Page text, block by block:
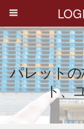
パレット
ト、